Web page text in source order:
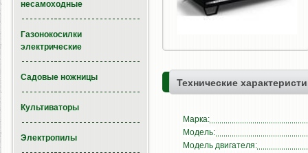
Технические
Марка:
Модель:
Модель двигателя:
несамоходные
Газонокосилки
электрические
Садовые ножницы
Культиваторы
Электропилы